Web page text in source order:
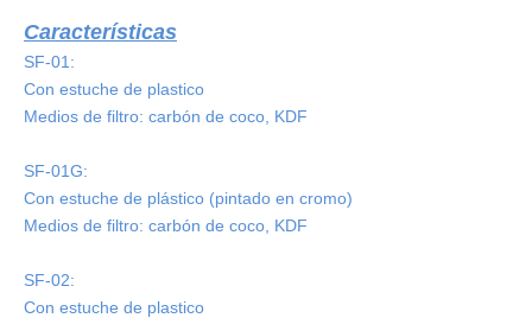
Características
SF-01:
Con estuche de plastico
Medios de filtro: carbón de coco, KDF
SF-01G:
Con estuche de plástico (pintado en cromo)
Medios de filtro: carbón de coco, KDF
SF-02:
Con estuche de plastico